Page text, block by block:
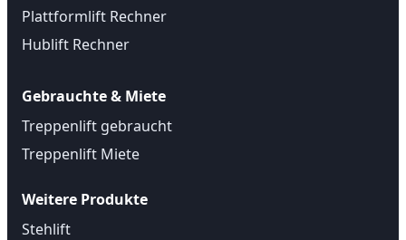
Plattformlift Rechner
Hublift Rechner
Gebrauchte & Miete
Treppenlift gebraucht
Treppenlift Miete
Weitere Produkte
Stehlift